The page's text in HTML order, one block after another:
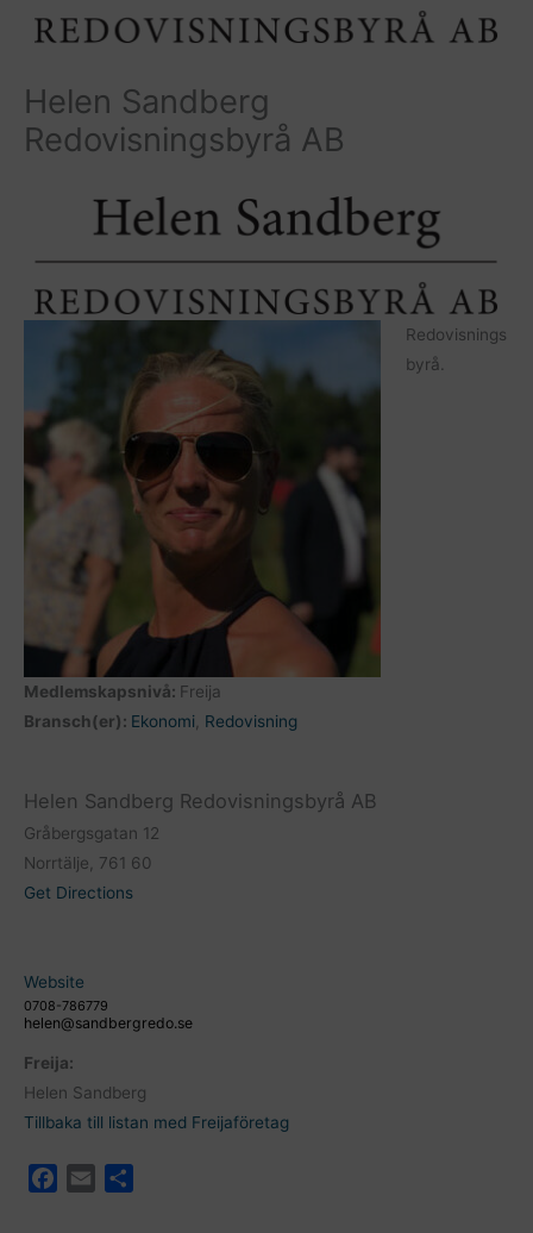
Helen Sandberg
Redovisningsbyrå AB
Redovisnings
byrå.
Medlemskapsnivå: Freija
Bransch(er): Ekonomi Redovisning
Helen Sandberg Redovisningsbyrå AB
Gråbergsgatan 12
Norrtälje, 761 60
Get Directions
Website
0708-786779
helen@sandbergredo.se
Freija:
Helen Sandberg
Tillbaka till listan med Freijaföretag